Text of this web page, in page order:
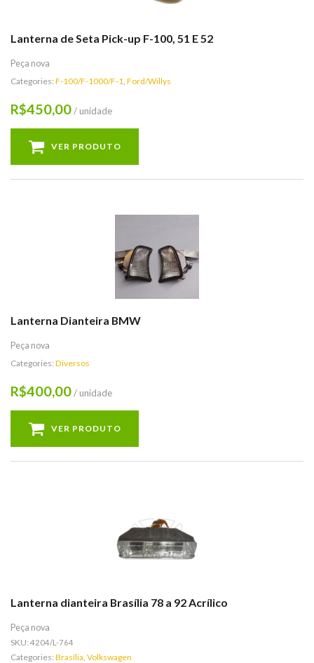
Lanterna de Seta Pick-up F-100, 51 E 52
Peça nova
Categories: F-100/F-1000/F-1, Ford/Willys
R$450,00/ unidade
VER PRODUTO
Lanterna Dianteira BMW
Peça nova
Categories: Diversos
R$400,00/ unidade
VER PRODUTO
Lanterna dianteira Brasília 78 a 92 Acrílico
Peça nova
SKU: 4204/L-764
Categories: Brasília, Volkswagen